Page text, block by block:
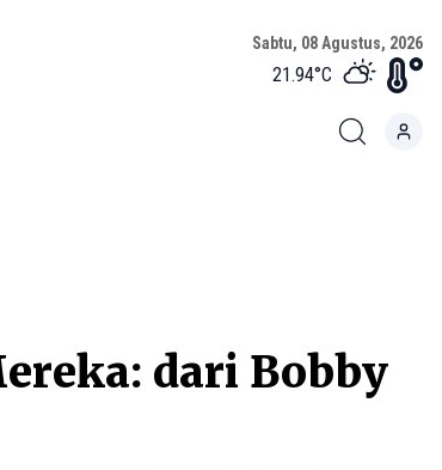
Sabtu, 08 Agustus, 2026
21.94°C
dari Bobby